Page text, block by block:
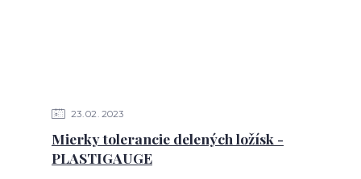
23 02 2023
Mierky tolerancie delených ložísk -
PLASTIGAUGE